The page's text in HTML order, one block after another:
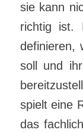
sie kann
richtig ist.
definieren,
soll und
spielt eine
das